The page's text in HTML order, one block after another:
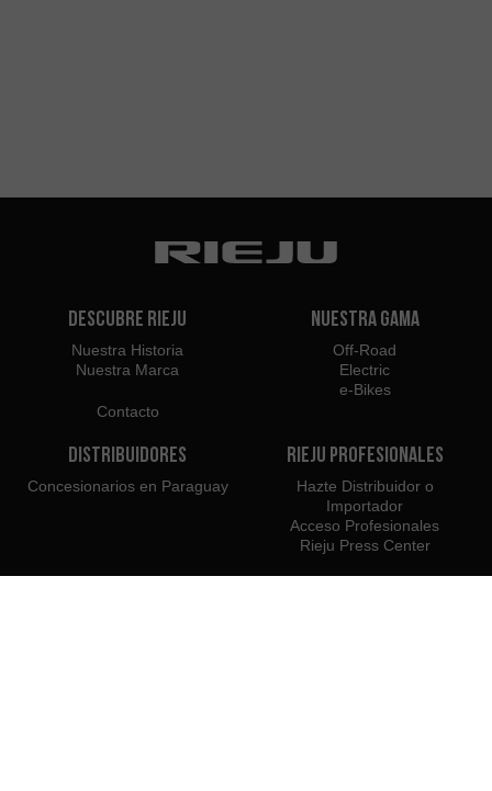
Descubre Rieju
Nuestra Historia
Nuestra Marca
Contacto
Nuestra Gama
Off-Road
Electric
e-Bikes
Distribuidores
Concesionarios en Paraguay
Rieju Profesionales
Hazte Distribuidor o
Importador
Acceso Profesionales
Rieju Press Center